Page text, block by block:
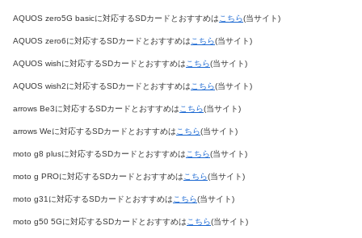
AQUOS zero5G basicに対応するSDカードとおすすめはこちら(当サイト)
AQUOS zero6に対応するSDカードとおすすめはこちら(当サイト)
AQUOS wishに対応するSDカードとおすすめはこちら(当サイト)
AQUOS wish2に対応するSDカードとおすすめはこちら(当サイト)
arrows Be3に対応するSDカードとおすすめはこちら(当サイト)
arrows Weに対応するSDカードとおすすめはこちら(当サイト)
moto g8 plusに対応するSDカードとおすすめはこちら(当サイト)
moto g PROに対応するSDカードとおすすめはこちら(当サイト)
moto g31に対応するSDカードとおすすめはこちら(当サイト)
moto g50 5Gに対応するSDカードとおすすめはこちら(当サイト)